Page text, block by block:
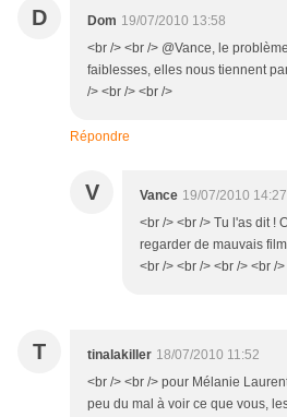
D Dom 19/07/2010 13:58
<br /> <br /> @Vance, le
faiblesses, elles nous tiennent
/> <br /> <br />
Répondre
V Vance 19/07/2010 14:27
<br /> <br /> Tu l'as dit !
regarder de mauvais
<br /> <br /> <br /> <br />
T tinalakiller 18/07/2010 11:52
<br /> <br /> pour Mélanie
peu du mal à voir ce que vous,